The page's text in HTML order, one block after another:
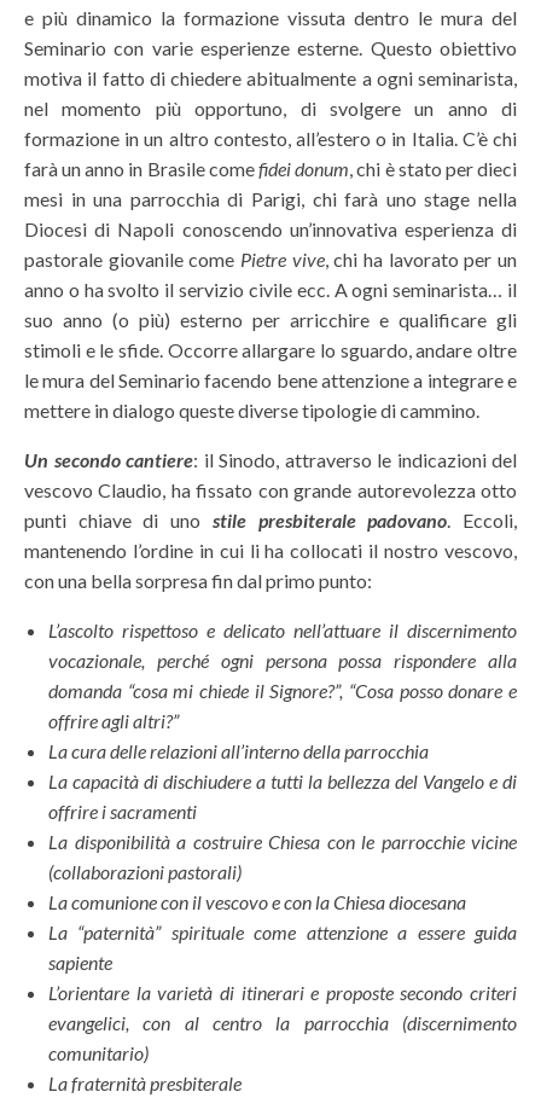
e più dinamico la formazione vissuta dentro le mura del
Seminario con varie esperienze esterne. Questo obiettivo
motiva il fatto di chiedere abitualmente a ogni seminarista,
nel momento più opportuno, di svolgere un anno di
formazione in un altro contesto, all’estero o in Italia. C’è chi
farà un anno in Brasile comefidei donum , chi è stato per dieci
mesi in una parrocchia di Parigi, chi farà uno stage nella
Diocesi di Napoli conoscendo un’innovativa esperienza di
pastorale giovanile come Pietre vive, chi ha lavorato per un
anno o ha svolto il servizio civile ecc. A ogni seminarista… il
suo anno (o più) esterno per arricchire e qualificare gli
stimoli e le sfide. Occorre allargare lo sguardo, andare oltre
le mura del Seminario facendo bene attenzione a integrare e
mettere in dialogo queste diverse tipologie di cammino.
Un secondo cantiere: il Sinodo, attraverso le indicazioni del
vescovo Claudio, ha fissato con grande autorevolezza otto
punti chiave di uno stile presbiterale padovano . Eccoli,
mantenendo l’ordine in cui li ha collocati il nostro vescovo,
con una bella sorpresa fin dal primo punto:
L’ascolto rispettoso e delicato nell’attuare il discernimento
vocazionale, perché ogni persona possa rispondere alla
domanda “cosa mi chiede il Signore?”, “Cosa posso donare e
offrire agli altri?”
La cura delle relazioni all’interno della parrocchia
La capacità di dischiudere a tutti la bellezza del Vangelo e di
offrire i sacramenti
La disponibilità a costruire Chiesa con le parrocchie vicine
(collaborazioni pastorali)
La comunione con il vescovo e con la Chiesa diocesana
La “paternità” spirituale come attenzione a essere guida
sapiente
L’orientare la varietà di itinerari e proposte secondo criteri
evangelici, con al centro la parrocchia (discernimento
comunitario)
La fraternità presbiterale